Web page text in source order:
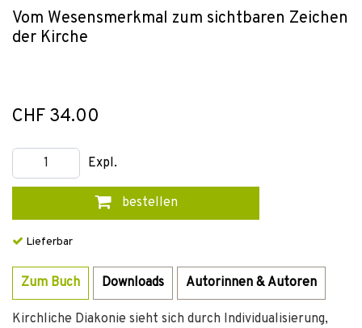
Vom Wesensmerkmal zum sichtbaren Zeichen
der Kirche
CHF 34.00
Expl.
bestellen
Lieferbar
Zum Buch Downloads Autorinnen & Autoren
Kirchliche Diakonie sieht sich durch Individualisierung,